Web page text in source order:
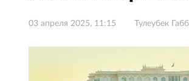
03 апреля 2025, 11:15 Тулеубек